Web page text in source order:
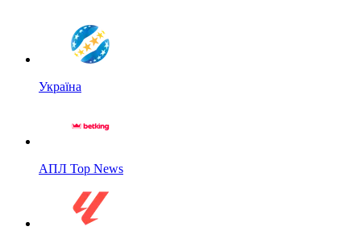
Україна
АПЛ Top News